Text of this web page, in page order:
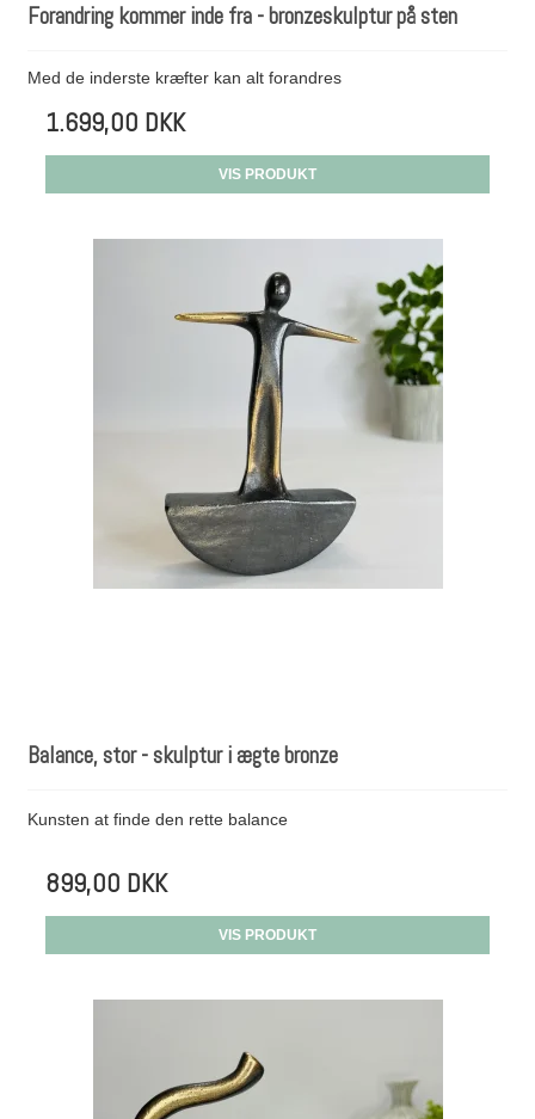
Forandring kommer inde fra - bronzeskulptur på sten
Med de inderste kræfter kan alt forandres
1.699,00 DKK
VIS PRODUKT
Balance, stor - skulptur i ægte bronze
Kunsten at finde den rette balance
899,00 DKK
VIS PRODUKT